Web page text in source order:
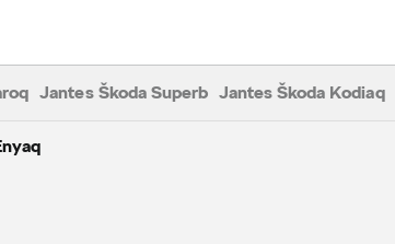
Jantes Škoda Superb Jantes Škoda Kodiaq